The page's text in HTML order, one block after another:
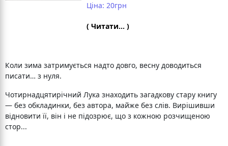
Ціна: 20грн
( Читати... )
Коли зима затримується надто довго, весну доводиться
писати… з нуля.
Чотирнадцятирічний Лука знаходить загадкову стару книгу
— без обкладинки, без автора, майже без слів. Вирішивши
відновити її, він і не підозрює, що з кожною розчищеною
стор...